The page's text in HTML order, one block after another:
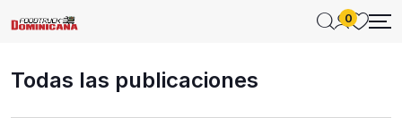
0
Todas las publicaciones